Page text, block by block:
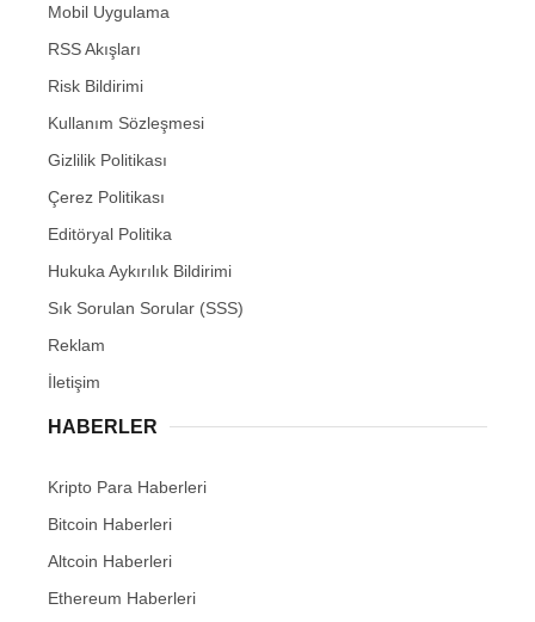
Mobil Uygulama
RSS Akışları
Risk Bildirimi
Kullanım Sözleşmesi
Gizlilik Politikası
Çerez Politikası
Editöryal Politika
Hukuka Aykırılık Bildirimi
Sık Sorulan Sorular (SSS)
Reklam
İletişim
HABERLER
Kripto Para Haberleri
Bitcoin Haberleri
Altcoin Haberleri
Ethereum Haberleri